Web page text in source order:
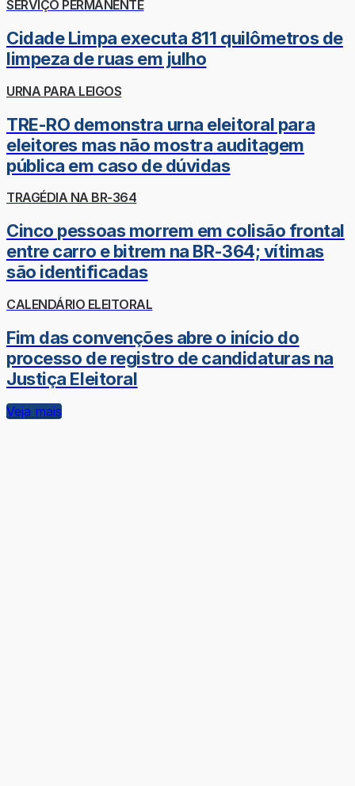
SERVIÇO PERMANENTE
Cidade Limpa executa 811 quilômetros de
limpeza de ruas em julho
URNA PARA LEIGOS
TRE-RO demonstra urna eleitoral para
eleitores mas não mostra auditagem
pública em caso de dúvidas
TRAGÉDIA NA BR-364
Cinco pessoas morrem em colisão frontal
entre carro e bitrem na BR-364; vítimas
são identificadas
CALENDÁRIO ELEITORAL
Fim das convenções abre o início do
processo de registro de candidaturas na
Justiça Eleitoral
Veja mais